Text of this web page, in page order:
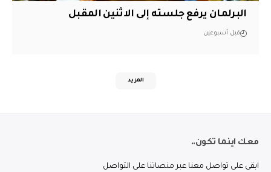
البرلمان يرفع جلسته إلى الاثنين المقبل
قبل أسبوعين
المزيد
معك اينما تكون..
ابقى على تواصل معنا عبر منصاتنا على التواصل